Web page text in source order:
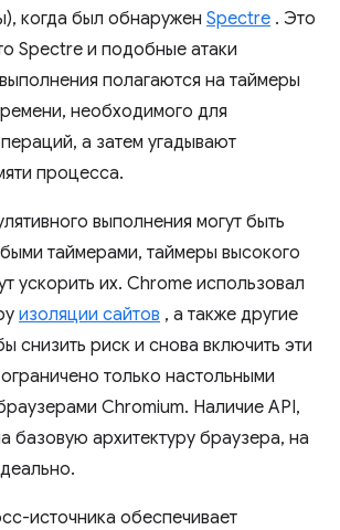
когда был обнаружен Spectre . Это
Spectre и подобные атаки
полагаются на таймеры
необходимого для
а затем угадывают
процесса.
выполнения могут быть
таймерами, таймеры высокого
ускорить их. Chrome использовал
изоляции сайтов , а также другие
снизить риск и снова включить эти
только настольными
Chromium. Наличие API,
базовую архитектуру браузера, на
источника обеспечивает